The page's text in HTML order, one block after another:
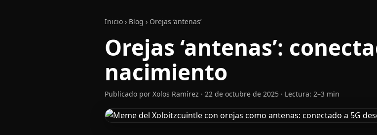
Inicio › Blog › Orejas ‘antenas’
Orejas ‘antenas’:
nacimiento
Publicado por Xolos Ramírez · 22 de octubre de 2025 · Lectura: 2–3 min